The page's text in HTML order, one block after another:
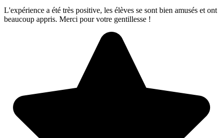
L'expérience a été très positive, les élèves se sont bien amusés et ont
beaucoup appris. Merci pour votre gentillesse !